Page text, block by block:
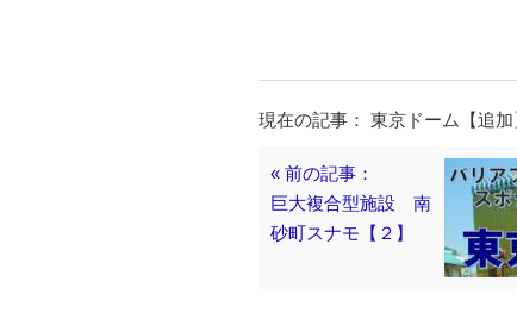
現在の記事： 東京ドーム【追
« 前の記事：
巨大複合型施設 南
砂町スナモ【２】